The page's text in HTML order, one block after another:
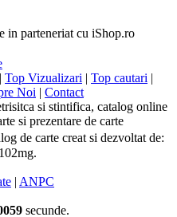
in parteneriat cu iShop.ro
| Top Vizualizari | Top cautari |
Noi | Contact
si stintifica, catalog online
si prezentare de carte
de carte creat si dezvoltat de:
| ANPC
secunde.